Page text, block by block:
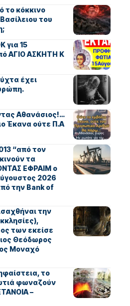
το κόκκινο
του
για 15
ΑΓΙΟ ΑΣΚΗΤΗ Κ
έχει
Αθανάσιος!…
Έκανα ούτε Π.Α
“από τον
τα
ΕΦΡΑΙΜ ο
2026
την Bank of
την
των εκείσε
Θεόδωρος
Μοναχό
το
φωναζούν
–